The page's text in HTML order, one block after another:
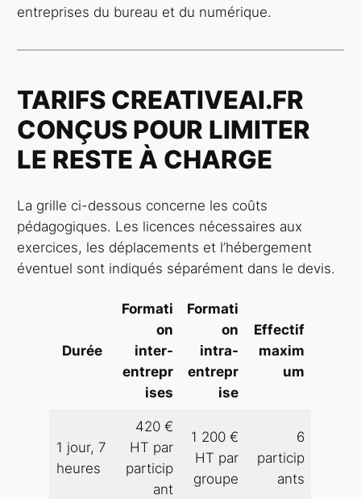
entreprises du bureau et du numérique.
TARIFS CREATIVEAI.FR
CONÇUS POUR LIMITER
LE RESTE À CHARGE
La grille ci-dessous concerne les coûts
pédagogiques. Les licences nécessaires aux
exercices, les déplacements et l’hébergement
éventuel sont indiqués séparément dans le devis.
Durée
Formati
on
inter-
entrepr
ises
Formati
on
intra-
entrepr
ise
Effectif
maxim
um
1 jour, 7
heures
420 €
HT par
particip
ant
1 200 €
HT par
groupe
6
particip
ants